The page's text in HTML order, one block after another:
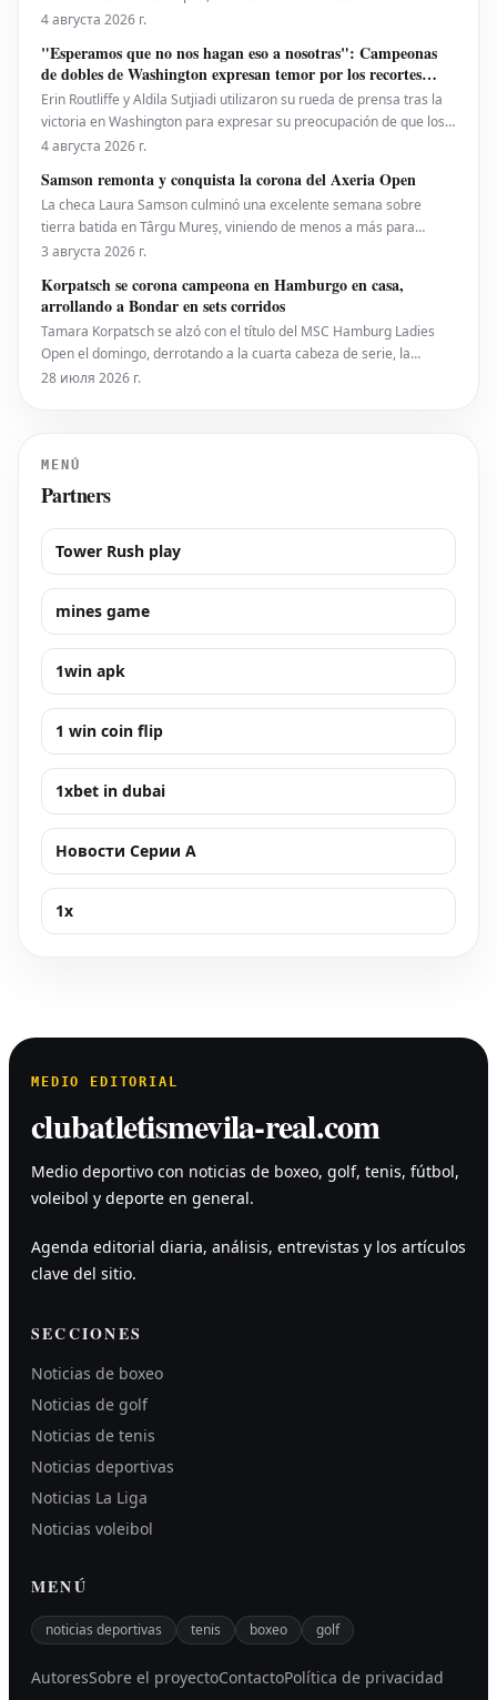
número uno, la estadounidense Jessica Pegula, con un marcador
puesto 28 del ranking mundial, demostró su
4 августа 2026 г.
"Esperamos que no nos hagan eso a nosotras": Campeonas
de dobles de Washington expresan temor por los recortes
propuestos por la ATP que se extienden a la WTA
Erin Routliffe y Aldila Sutjiadi utilizaron su rueda de prensa tras la
victoria en Washington para expresar su preocupación de que los
recortes propuestos por la ATP en dobles puedan llegar
iniciativa separada de la ATP para colocar
4 августа 2026 г.
Samson remonta y conquista la corona del Axeria Open
La checa Laura Samson culminó una excelente semana sobre
tierra batida en Târgu Mureș, viniendo de menos a más para
derrotar a la máxima favorita, la española Kaitlin Quevedo, por 2-6,
Intaro Sport. El evento WTA 125 en Rumanía viv
3 августа 2026 г.
Korpatsch se corona campeona en Hamburgo en casa,
arrollando a Bondar en sets corridos
Tamara Korpatsch se alzó con el título del MSC Hamburg Ladies
Open el domingo, derrotando a la cuarta cabeza de serie, la
húngara Anna Bondar, por 6-3, 6-3 en la final. Con esta victoria,
28 июля 2026 г.
MENÚ
Partners
Tower Rush play
mines game
1win apk
1 win coin flip
1xbet in dubai
Новости Серии А
1x
MEDIO EDITORIAL
clubatletismevila-real.com
Medio deportivo con noticias de boxeo, golf, tenis, fútbol,
voleibol y deporte en general.
Agenda editorial diaria, análisis, entrevistas y los artículos
clave del sitio.
SECCIONES
Noticias de boxeo
Noticias de golf
Noticias de tenis
Noticias deportivas
Noticias La Liga
Noticias voleibol
MENÚ
noticias deportivas tenis boxeo golf
AutoresSobre el proyectoContactoPolítica de privacidad